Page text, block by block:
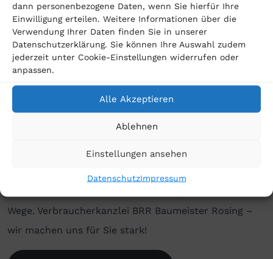
dann personenbezogene Daten, wenn Sie hierfür Ihre
Einwilligung erteilen. Weitere Informationen über die
Verwendung Ihrer Daten finden Sie in unserer
Datenschutzerklärung. Sie können Ihre Auswahl zudem
jederzeit unter Cookie-Einstellungen widerrufen oder
anpassen.
Alle Akzeptieren
Ablehnen
Einstellungen ansehen
DatenschutzImpressum
Angst, dass eigene Daten missbraucht werden, muss
etwas getan werden.«
Die Verbraucherkanzlei BRR Baumeister Rosing ist auf
das Thema Meta-Datenskandal spezialisiert. Wenn Sie
sich gegen Datenschutzverstöße des Meta-Konzerns
wehren wollen, beraten wir Sie gern. Alles, was Sie
über diesen Link
anzumelden. Wir nehmen umgehend Kontakt mit
Ihnen auf. Dann leiten wir nach unserer Erstberatung
Wege. Verbraucherkanzlei BRR Baumeister Rosing –
wir machen uns für Sie stark!